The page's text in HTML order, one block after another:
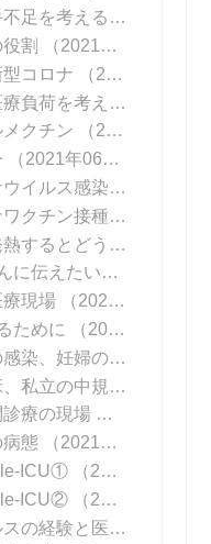
第51回 ワクチンの打ち手不足を考える
（2021年
割
（2021年05月24日 掲載）
コロナ
（2021年05月31日 掲載）
第54回 オリンピックの医療負荷を考える
クチン
（2021年06月14日 掲載）
（2021年06月21日 掲載）
第57回 子供の新型コロナウイルス感染症
第58回 子供も新型コロナワクチン接種を
第59回 コロナ下の今、発熱するとどうなる？
第60回 第5波～若い皆さんに伝えたいこと
現場
（2021年08月06日 掲載）
ために
（2021年08月16日 掲載）
第63回 増えている子供の感染、妊婦の感染
第64回 逼迫する重症病床、私立の中規模急性期病院の頑張り
第65回 コロナと闘う訪問診療の現場
（2021年09
態
（2021年09月20日 掲載）
ICU①
（2021年09月27日 掲載）
ICU②
（2021年10月04日 掲載）
第69回 新型コロナウイルスの経験と医療DXの可能性